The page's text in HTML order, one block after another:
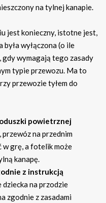
na tylnej kanapie.
jest konieczny, istotne jest,
wyłączona (o ile
wymagają tego zasady
typie przewozu. Ma to
przewozie tyłem do
powietrznej
na przednim
w grę, a fotelik może
kanapę.
z instrukcją
na przodzie
zgodnie z zasadami